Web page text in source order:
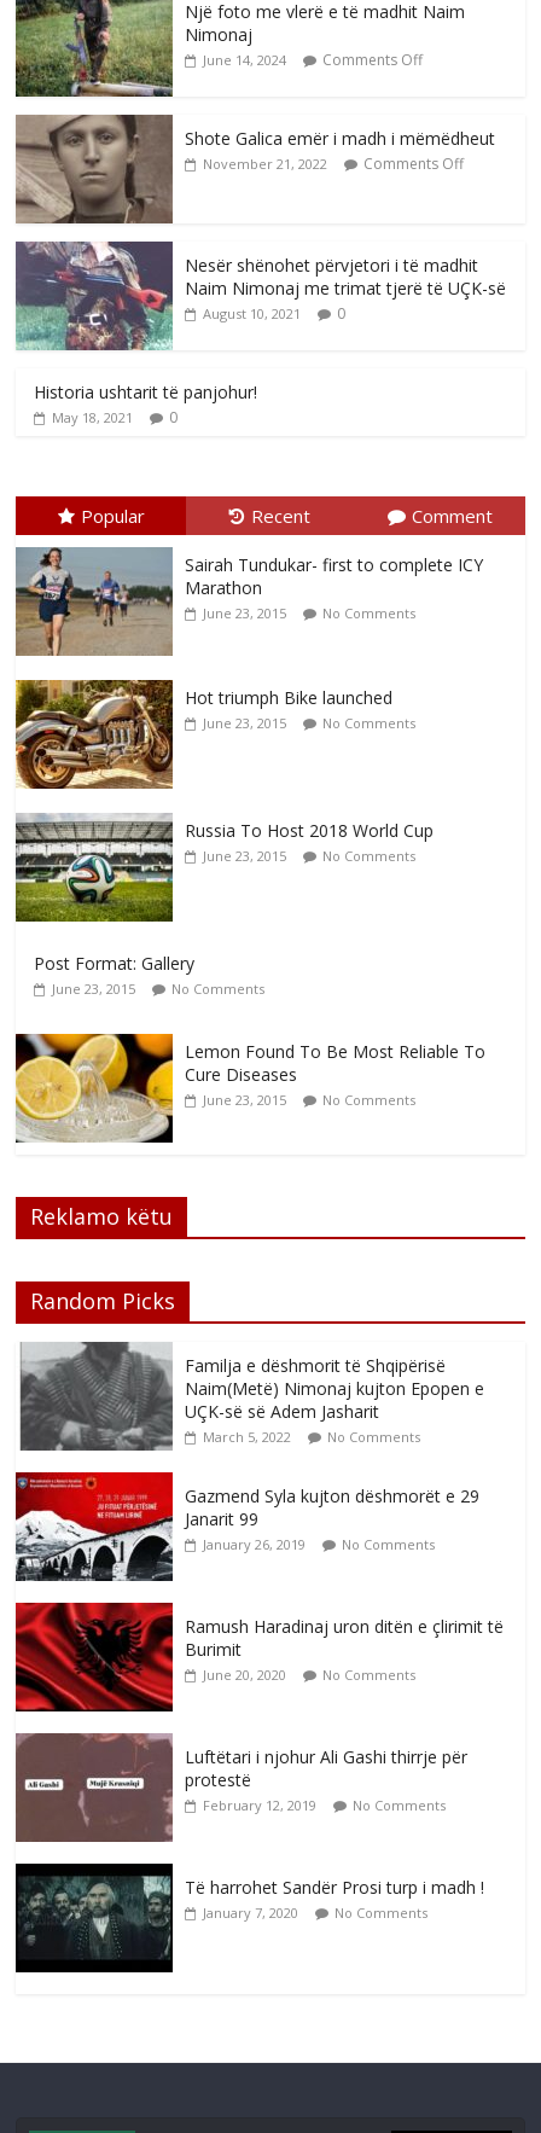
Një foto me vlerë e të madhit Naim
Nimonaj
June 14, 2024 Comments Off
Shote Galica emër i madh i mëmëdheut
November 21, 2022 Comments Off
Nesër shënohet përvjetori i të madhit
Naim Nimonaj me trimat tjerë të UÇK-së
August 10, 2021 0
Historia ushtarit të panjohur!
May 18, 2021 0
Popular Recent Comment
Sairah Tundukar- first to complete ICY
Marathon
June 23, 2015 No Comments
Hot triumph Bike launched
June 23, 2015 No Comments
Russia To Host 2018 World Cup
June 23, 2015 No Comments
Post Format: Gallery
June 23, 2015 No Comments
Lemon Found To Be Most Reliable To
Cure Diseases
June 23, 2015 No Comments
Reklamo këtu
Random Picks
Familja e dëshmorit të Shqipërisë
Naim(Metë) Nimonaj kujton Epopen e
UÇK-së së Adem Jasharit
March 5, 2022 No Comments
Gazmend Syla kujton dëshmorët e 29
Janarit 99
January 26, 2019 No Comments
Ramush Haradinaj uron ditën e çlirimit të
Burimit
June 20, 2020 No Comments
Luftëtari i njohur Ali Gashi thirrje për
protestë
February 12, 2019 No Comments
Të harrohet Sandër Prosi turp i madh !
January 7, 2020 No Comments